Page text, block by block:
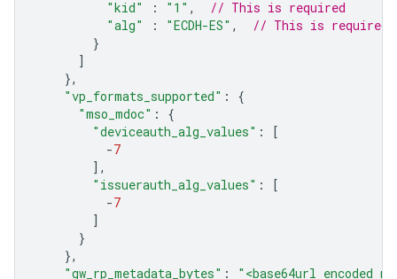
"kid"
: "1" ,
// This is required
"alg"
: "ECDH-ES" ,
// This is required
}
]
},
"vp_formats_supported" :
{
"mso_mdoc" :
{
"deviceauth_alg_values" :
[
-7
],
"issuerauth_alg_values" :
[
-7
]
}
},
"gw_rp_metadata_bytes" :
"<base64url encoded